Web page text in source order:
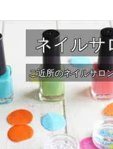
ネイルサ
ご近所のネイルサロ